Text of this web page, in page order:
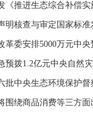
《推进生态综合补偿实
明核查与审定国家标准
革委安排5000万元中
预拨1.2亿元中央自然
批中央生态环境保护督
围绕商品消费等三方面